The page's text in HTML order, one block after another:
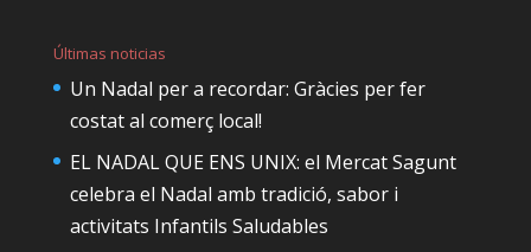
Últimas noticias
Un Nadal per a recordar: Gràcies per fer
costat al comerç local!
EL NADAL QUE ENS UNIX: el Mercat Sagunt
celebra el Nadal amb tradició, sabor i
activitats Infantils Saludables